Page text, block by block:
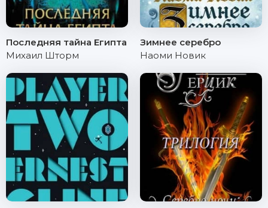
Последняя тайна Египта
Михаил Шторм
Зимнее серебро
Наоми Новик